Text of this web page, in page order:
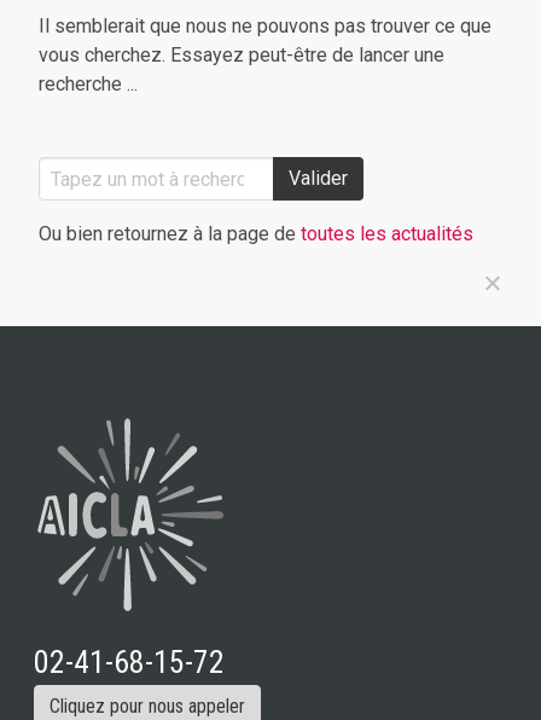
Il semblerait que nous ne pouvons pas trouver ce que
vous cherchez. Essayez peut-être de lancer une
recherche ...
Valider
Ou bien retournez à la page de toutes les actualités
02-41-68-15-72
Cliquez pour nous appeler